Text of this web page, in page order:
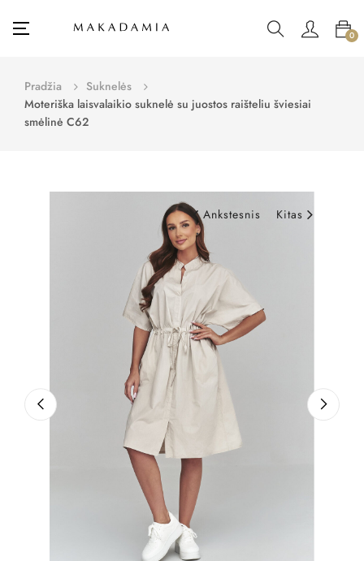
Toggle
☰ 0
Pradžia
Suknelės
Moteriška laisvalaikio suknelė su juostos raišteliu šviesiai
smėlinė C62
Ankstesnis Kitas